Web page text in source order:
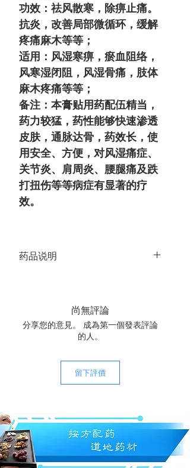
功效：祛风散寒，除痹止痛。
抗炎，改善局部微循环，缓解
疼痛麻木等等；
适用：风湿寒痹，瘀血阻络，
风寒湿闭阻，风湿骨痛，肢体
麻木疼痛等等；
备注：本膏贴用药配伍精当，
药力较猛，药性能够快速渗透
皮肤，通脉达骨，药效长，使
用安全、方便，对风湿痛症、
关节炎、肩周炎、腰腿痛及跌
打扭伤等等病症有显著的疗
效。
药品说明
腰痛
尚無評論
分享您的意見。 成為第一個發表評論
的人。
留下評價